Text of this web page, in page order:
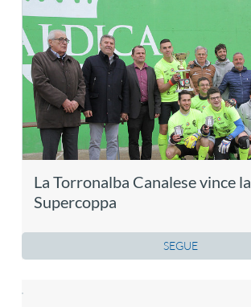
La Torronalba Canalese vince la
Supercoppa
SEGUE